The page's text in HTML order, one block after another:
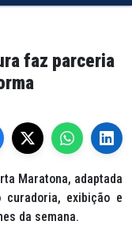
faz parceria
Maratona, adaptada
curadoria, exibição e
da semana.